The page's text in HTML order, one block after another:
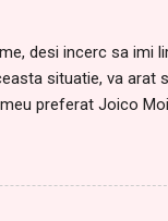
desi incerc sa imi
situatie, va arat
preferat Joico
de acest ruj
de AICI . Nu e
si m-am indragostit